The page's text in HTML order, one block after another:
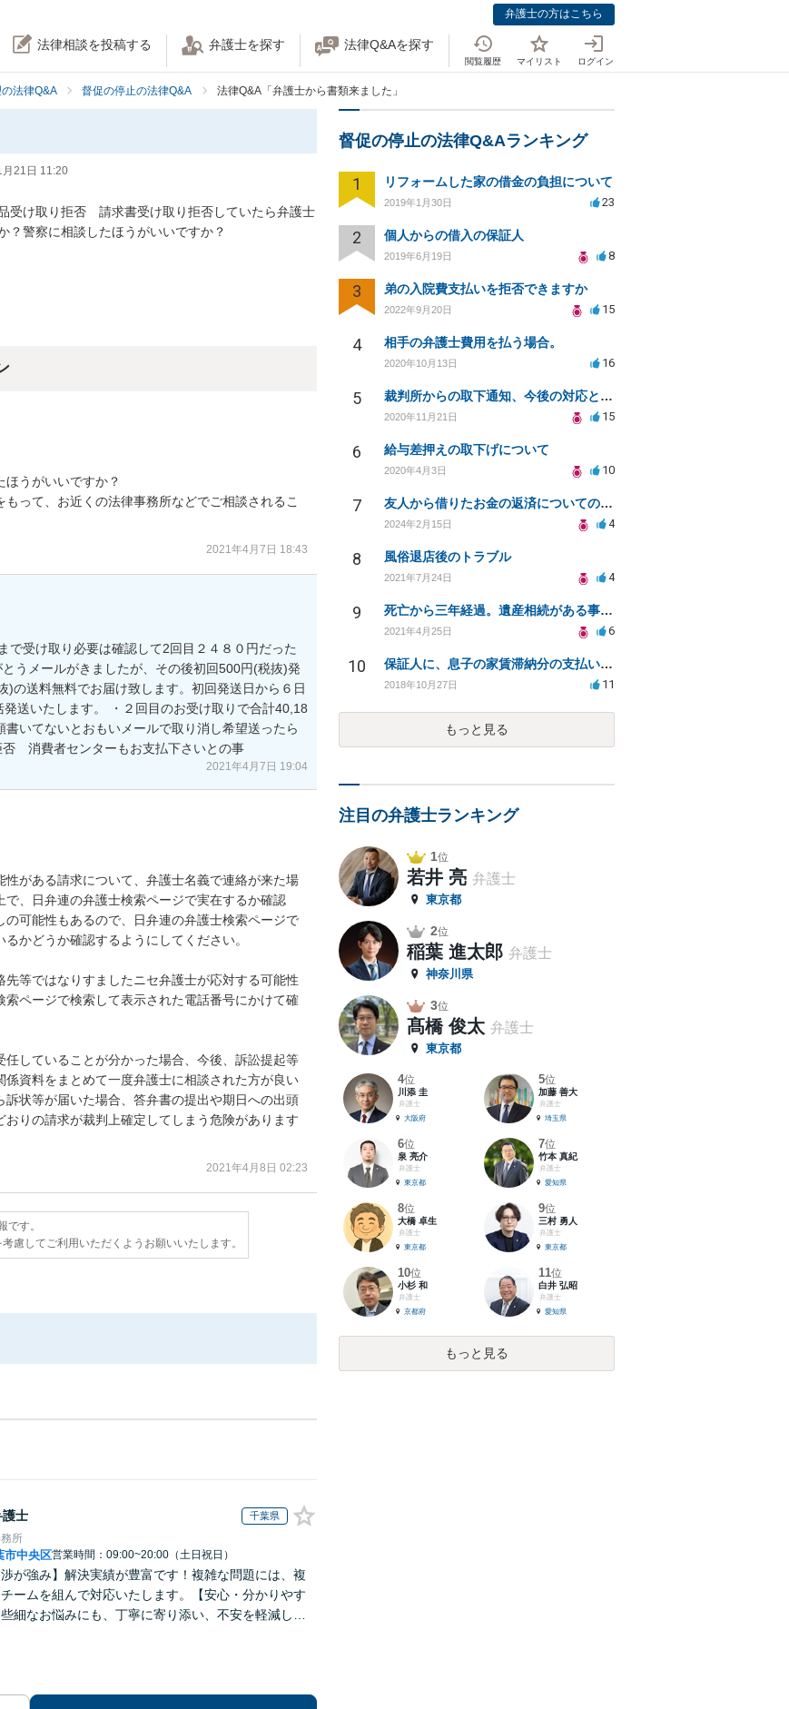
弁護士の方はこちら
法律相談を投稿する 弁護士を探す 法律Q&Aを探す
閲覧履歴 マイリスト ログイン
法律Q&A 督促の停止の法律Q&A 法律Q&A「弁護士から書類来ました」
21日 11:20
受け取り拒否　請求書受け取り拒否していたら弁護士
？警察に相談したほうがいいですか？
うがいいですか？
って、お近くの法律事務所などでご相談されるこ
2021年4月7日 18:43
で受け取り必要は確認して2回目２４８０円だった
うメールがきましたが、その後初回500円(税抜)発
の送料無料でお届け致します。初回発送日から６日
送いたします。 ・２回目のお受け取りで合計40,18
いてないとおもいメールで取り消し希望送ったら
　消費者センターもお支払下さいとの事
2021年4月7日 19:04
がある請求について、弁護士名義で連絡が来た場
、日弁連の弁護士検索ページで実在するか確認
可能性もあるので、日弁連の弁護士検索ページで
かどうか確認するようにしてください。
等ではなりすましたニセ弁護士が応対する可能性
ページで検索して表示された電話番号にかけて確
していることが分かった場合、今後、訴訟提起等
資料をまとめて一度弁護士に相談された方が良い
状等が届いた場合、答弁書の提出や期日への出頭
りの請求が裁判上確定してしまう危険があります
2021年4月8日 02:23
です。
慮してご利用いただくようお願いいたします。
護士 千葉県
所
市中央区営業時間：09:00~20:00（土日祝日）
渉が強み】解決実績が豊富です！複雑な問題には、複
ームを組んで対応いたします。【安心・分かりやす
細なお悩みにも、丁寧に寄り添い、不安を軽減しま
督促の停止の法律Q&Aランキング
1 リフォームした家の借金の負担について
2019年1月30日 23
2 個人からの借入の保証人
2019年6月19日 8
3 弟の入院費支払いを拒否できますか
2022年9月20日 15
4 相手の弁護士費用を払う場合。
2020年10月13日 16
5 裁判所からの取下通知、今後の対応と債権者の意図
2020年11月21日 15
6 給与差押えの取下げについて
2020年4月3日 10
7 友人から借りたお金の返済についての問題について
2024年2月15日 4
8 風俗退店後のトラブル
2021年7月24日 4
9 死亡から三年経過。遺産相続がある事を最近しりましたが放棄できますでしょうか？
2021年4月25日 6
10 保証人に、息子の家賃滞納分の支払い義務がありますか？
2018年10月27日 11
もっと見る
注目の弁護士ランキング
1位
若井 亮 弁護士
東京都
2位
稲葉 進太郎 弁護士
神奈川県
3位
髙橋 俊太 弁護士
東京都
4位
川添 圭
弁護士
大阪府
5位
加藤 善大
弁護士
埼玉県
6位
泉 亮介
弁護士
東京都
7位
竹本 真紀
弁護士
愛知県
8位
大橋 卓生
弁護士
東京都
9位
三村 勇人
弁護士
東京都
10位
小杉 和
弁護士
京都府
11位
白井 弘昭
弁護士
愛知県
もっと見る